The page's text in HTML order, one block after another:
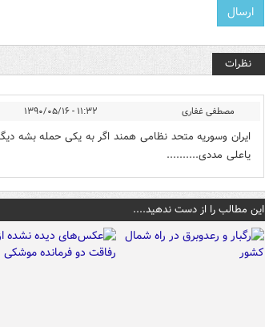
نظرات
مصطفی غفاری ۱۱:۳۲ - ۱۳۹۰/۰۵/۱۶
ایران وسوریه متحد نظامی همند اگر به یکی حمله بشه
یاعلی مددی..........
این مطالب را از دست ندهید....